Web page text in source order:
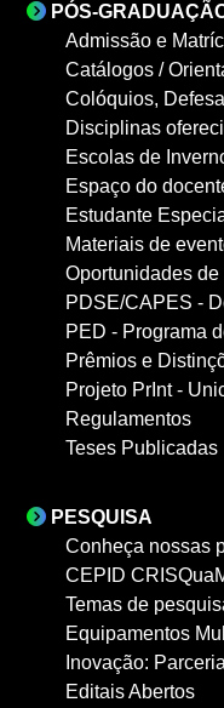
PÓS-
Admissão e
Catálogos /
Colóquios,
Disciplinas
Escolas de
Espaço do
Estudante
Materiais de
Oportunidades
PDSE/CAPES -
PED - Programa
Prêmios e
Projeto PrInt -
Regulamentos
Teses Publicadas
PESQUISA
Conheça nossas
CEPID
Temas de
Equipamentos
Inovação:
Editais Abertos